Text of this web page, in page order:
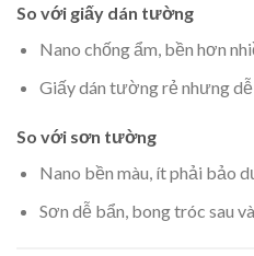
So với giấy dán tường
Nano chống ẩm, bền hơn
Giấy dán tường rẻ nhưng
So với sơn tường
Nano bền màu, ít phải bảo
Sơn dễ bẩn, bong tróc sau